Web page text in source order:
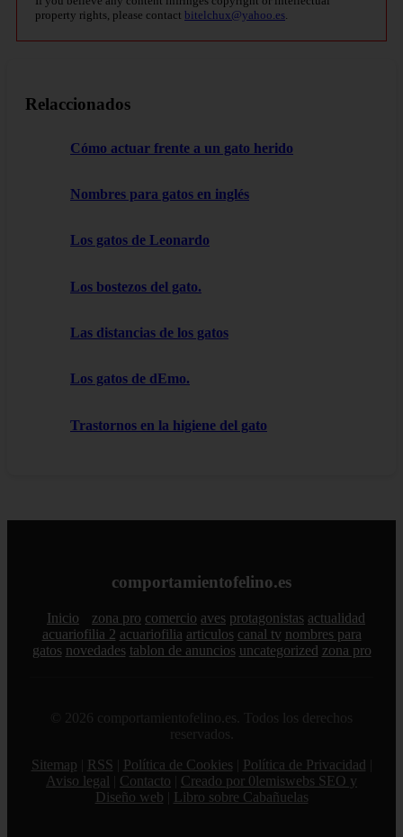
property rights, please contact bitelchux@yahoo.es.
Relaccionados
Cómo actuar frente a un gato herido
Nombres para gatos en inglés
Los gatos de Leonardo
Los bostezos del gato.
Las distancias de los gatos
Los gatos de dEmo.
Trastornos en la higiene del gato
comportamientofelino.es
Inicio zona pro comercio aves protagonistas actualidad
acuariofilia 2 acuariofilia articulos canal tv nombres para
gatos novedades tablon de anuncios uncategorized zona pro
© 2026 comportamientofelino.es. Todos los derechos
reservados.
Sitemap
RSS Política de Cookies Política de Privacidad
Aviso legal
Contacto
Creado por 0lemiswebs SEO y
Diseño web
Libro sobre Cabañuelas